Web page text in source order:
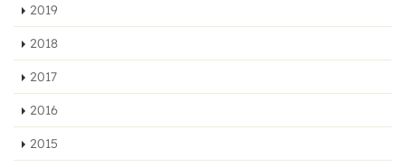
2019
2018
2017
2016
2015